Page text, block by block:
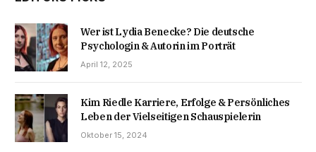
Wer ist Lydia Benecke? Die deutsche
Psychologin & Autorin im Porträt
April 12, 2025
Kim Riedle Karriere, Erfolge & Persönliches
Leben der Vielseitigen Schauspielerin
Oktober 15, 2024